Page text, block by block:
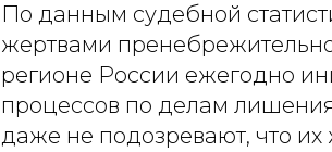
По данным судебной
жертвами
регионе России ежегодно
процессов по делам
даже не подозревают, что